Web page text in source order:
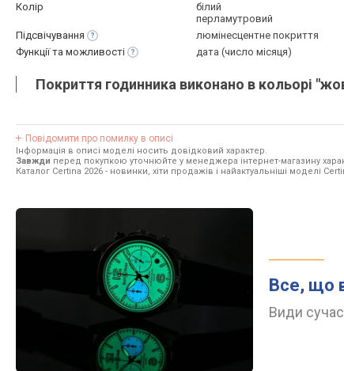
Колір
білий
перламутровий
Підсвічування
люмінесцентне покриття
Функції та можливості дата (число місяця)
Покриття годинника виконано в кольорі
Повідомити про помилку в описі
Інформація в описі моделі носить довідковий характер.
Завжди перед покупкою уточнюйте у менеджера інтернет-магазину
Каталог Certina 2026 - новинки, хіти продажів і найактуальніші моделі
Все, що
Види